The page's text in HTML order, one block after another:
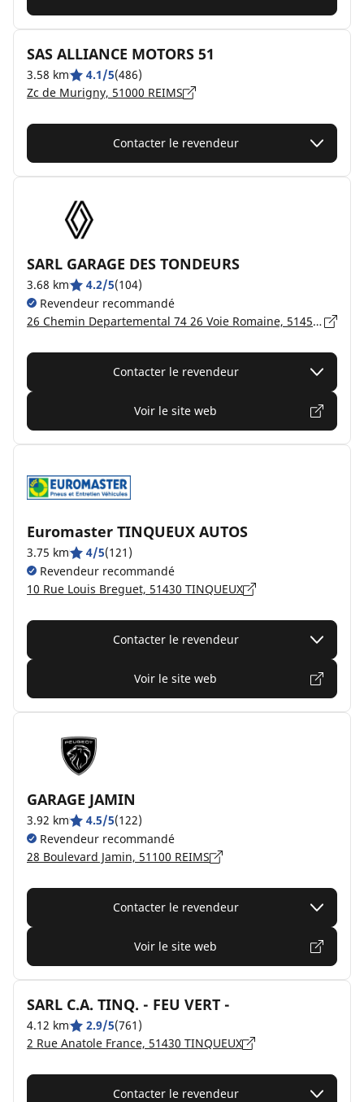
SAS ALLIANCE MOTORS 51
3.58 km 4.1/5(486)
Zc de Murigny, 51000 REIMS
Contacter le revendeur
SARL GARAGE DES TONDEURS
3.68 km 4.2/5(104)
Revendeur recommandé
26 Chemin Departemental 74 26 Voie Romaine, 51450 BETHENY
Contacter le revendeur
Voir le site web
Euromaster TINQUEUX AUTOS
3.75 km 4/5(121)
Revendeur recommandé
10 Rue Louis Breguet, 51430 TINQUEUX
Contacter le revendeur
Voir le site web
GARAGE JAMIN
3.92 km 4.5/5(122)
Revendeur recommandé
28 Boulevard Jamin, 51100 REIMS
Contacter le revendeur
Voir le site web
SARL C.A. TINQ. - FEU VERT -
4.12 km 2.9/5(761)
2 Rue Anatole France, 51430 TINQUEUX
Contacter le revendeur